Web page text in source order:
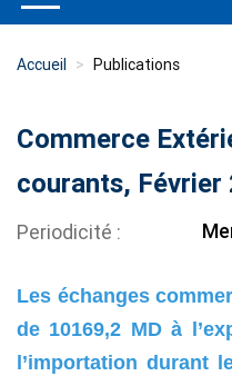
Accueil Publications
Commerce
courants, Février
Periodicité
Les échanges
de 10169,2 MD à
l’importation durant